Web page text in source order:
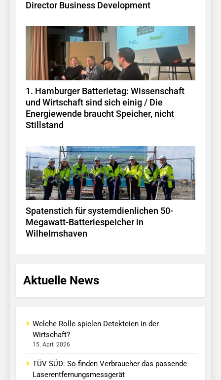
Director Business Development
1. Hamburger Batterietag: Wissenschaft
und Wirtschaft sind sich einig / Die
Energiewende braucht Speicher, nicht
Stillstand
Spatenstich für systemdienlichen 50-
Megawatt-Batteriespeicher in
Wilhelmshaven
Aktuelle News
Welche Rolle spielen Detekteien in der
Wirtschaft?
15. April 2026
TÜV SÜD: So finden Verbraucher das passende
Laserentfernungsmessgerät